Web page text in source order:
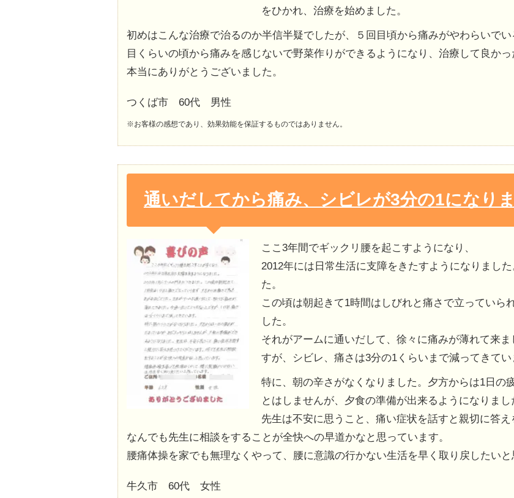
をひかれ、治療を始めました。
初めはこんな治療で治るのか半信半疑でしたが、５回目頃から痛みがやわらいで
目くらいの頃から痛みを感じないで野菜作りができるようになり、治療して良かっ
本当にありがとうございました。
つくば市 60代 男性
※お客様の感想であり、効果効能を保証するものではありません。
通いだしてから痛み、シビレが3分の1になりま
ここ3年間でギックリ腰を起こすようになり、
2012年には日常生活に支障をきたすようになりまし
た。
この頃は朝起きて1時間はしびれと痛さで立っていら
した。
それがアームに通いだして、徐々に痛みが薄れて来
すが、シビレ、痛さは3分の1くらいまで減ってきてい
特に、朝の辛さがなくなりました。夕方からは1日の
とはしませんが、夕食の準備が出来るようになりまし
先生は不安に思うこと、痛い症状を話すと親切に答え
なんでも先生に相談をすることが全快への早道かなと思っています。
腰痛体操を家でも無理なくやって、腰に意識の行かない生活を早く取り戻したいと
牛久市 60代 女性